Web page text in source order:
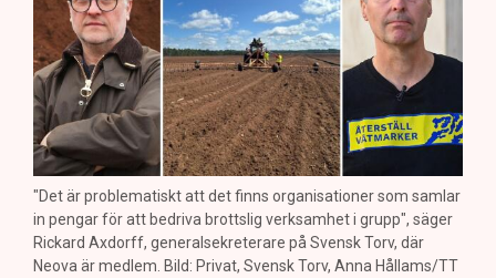
"Det är problematiskt att det finns organisationer som samlar
in pengar för att bedriva brottslig verksamhet i grupp", säger
Rickard Axdorff, generalsekreterare på Svensk Torv, där
Neova är medlem. Bild: Privat, Svensk Torv, Anna Hållams/TT